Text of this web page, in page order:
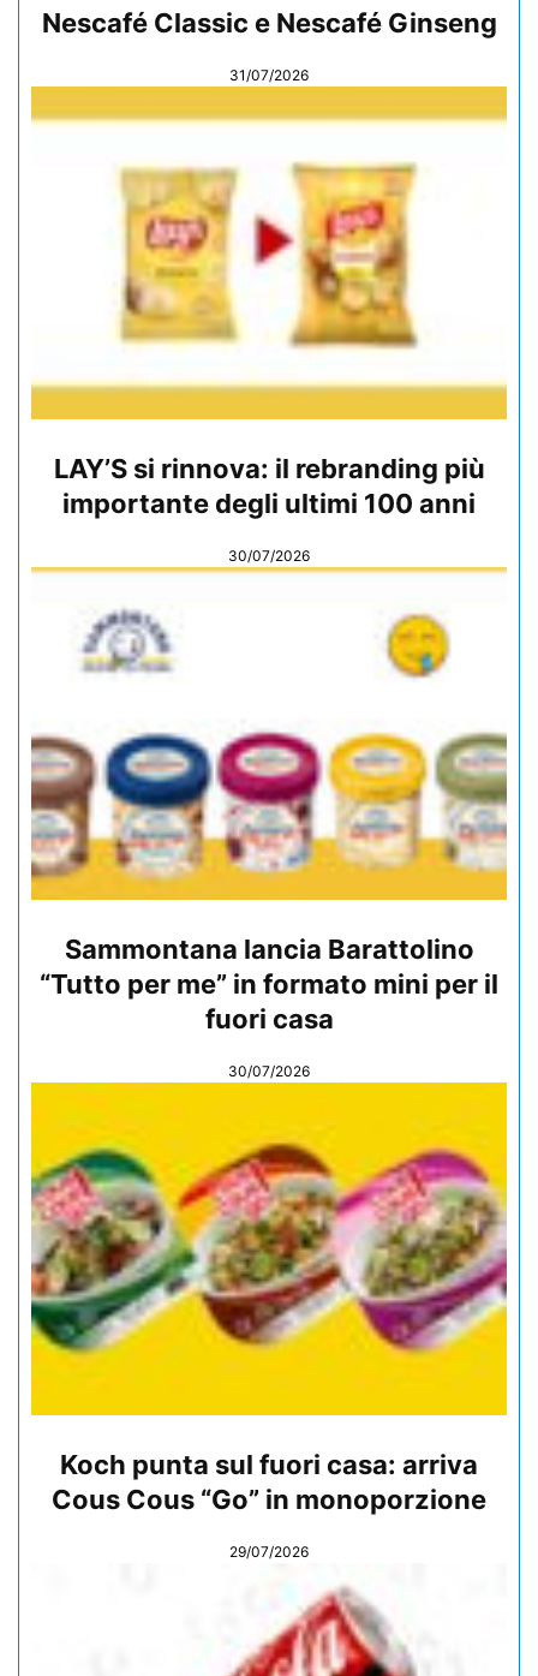
Nescafé Classic e Nescafé Ginseng
31/07/2026
LAY’S si rinnova: il rebranding più
importante degli ultimi 100 anni
30/07/2026
Sammontana lancia Barattolino
“Tutto per me” in formato mini per il
fuori casa
30/07/2026
Koch punta sul fuori casa: arriva
Cous Cous “Go” in monoporzione
29/07/2026